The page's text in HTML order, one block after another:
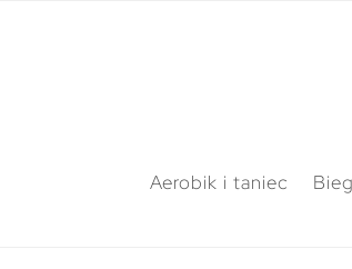
Aerobik i taniec